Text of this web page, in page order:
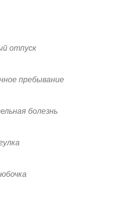
отпуск
пребывание
болезнь